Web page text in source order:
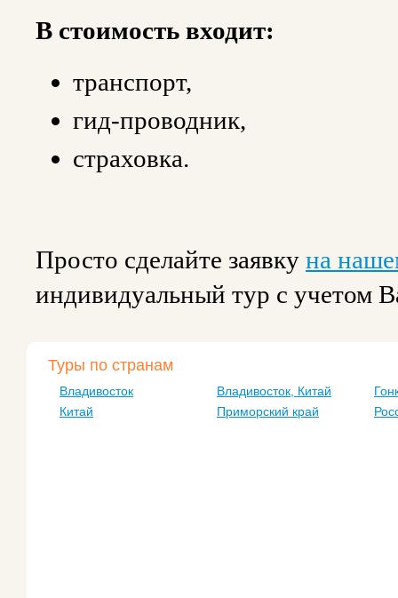
В стоимость входит:
транспорт,
гид-проводник,
страховка.
Просто сделайте заявку на
индивидуальный тур с учетом
Туры по странам
Владивосток Владивосток, Китай
Китай
Приморский край